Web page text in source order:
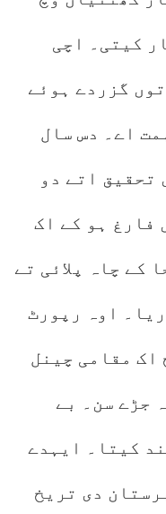
کیتی۔ اچی
گزردے ہوئے
اے۔ دس سال
دی تحقیق اتے دو
فارغ ہو کے اک
کے چاہ پلائی تے
اوہ رپورٹ
اک مقامی چینل
جڑے سن۔ بے
کیتا۔ ایہدے
دی تریخ